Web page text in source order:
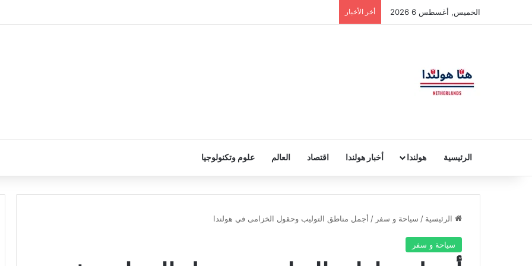
الخميس, أغسطس 6 2026 أخر الأخبار
الرئيسية هولندا أخبار هولندا اقتصاد العالم علوم وتكنولوجيا
الرئيسية / سياحة و سفر / أجمل مناطق التوليب وحقول الخزامى في هولندا
سياحة و سفر